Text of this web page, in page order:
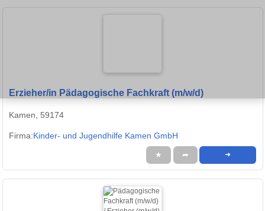
Erzieher/in Pädagogische Fachkraft (m/w/d)
Kamen, 59174
Firma:Kinder- und Jugendhilfe Kamen GmbH
★ ➦ ➜